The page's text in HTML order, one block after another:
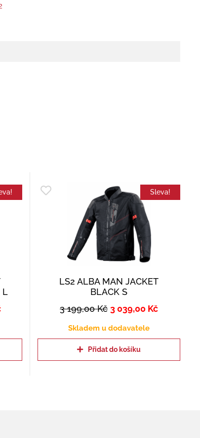
L
Sleva!
LS2 ALBA MAN JACKET
BLACK S
3 199,00Kč 3 039,00 Kč
Skladem u dodavatele
Přidat do košíku